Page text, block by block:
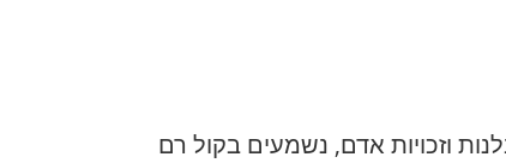
וזכויות אדם, נשמעים בקול רם